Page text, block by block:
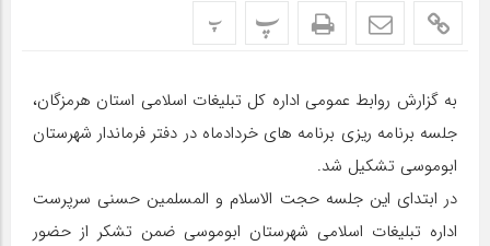
پ پ
به گزارش روابط عمومی اداره کل تبلیغات اسلامی استان هرمزگان،
جلسه برنامه ریزی برنامه های خردادماه در دفتر فرماندار شهرستان
ابوموسی تشکیل شد.
در ابتدای این جلسه حجت الاسلام و المسلمین حسنی سرپرست
اداره تبلیغات اسلامی شهرستان ابوموسی ضمن تشکر از حضور